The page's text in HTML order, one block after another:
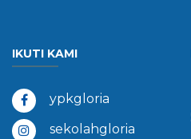
IKUTI KAMI
ypkgloria
sekolahgloria